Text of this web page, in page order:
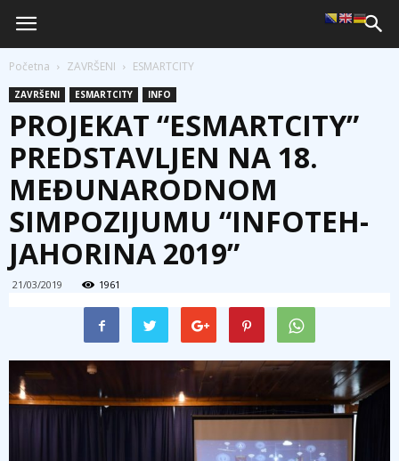
Početna ZAVRŠENI ESMARTCITY
ZAVRŠENI ESMARTCITY INFO
PROJEKAT “ESMARTCITY”
PREDSTAVLJEN NA 18.
MEĐUNARODNOM
SIMPOZIJUMU “INFOTEH-
JAHORINA 2019”
21/03/2019 1961